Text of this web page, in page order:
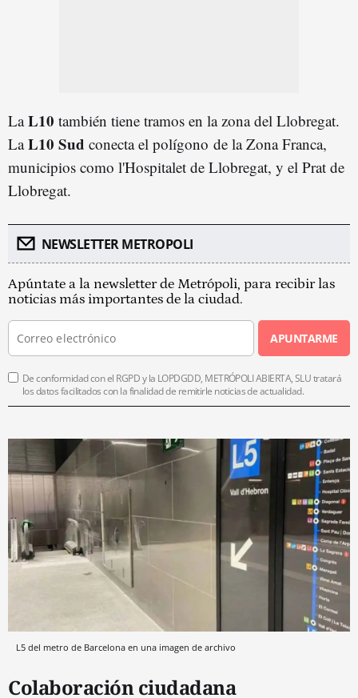
LaL10 también tiene tramos en la zona del Llobregat.
LaL10 Sud conecta el polígono de la Zona Franca,
municipios como l'Hospitalet de Llobregat, y el Prat de
Llobregat.
NEWSLETTER METROPOLI
Apúntate a la newsletter de Metrópoli, para recibir las
noticias más importantes de la ciudad.
APUNTARME
De conformidad con el RGPD y la LOPDGDD, METRÓPOLI ABIERTA, SLU tratará
los datos facilitados con la finalidad de remitirle noticias de actualidad.
L5 del metro de Barcelona en una imagen de archivo
Colaboración ciudadana